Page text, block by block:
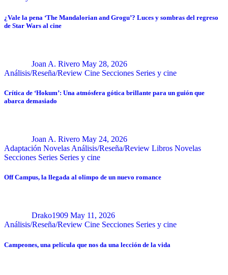
¿Vale la pena ‘The Mandalorian and Grogu’? Luces y sombras del regreso
de Star Wars al cine
Joan A. Rivero May 28, 2026
Análisis/Reseña/Review Cine Secciones Series y cine
Crítica de ‘Hokum’: Una atmósfera gótica brillante para un guión que
abarca demasiado
Joan A. Rivero May 24, 2026
Adaptación Novelas Análisis/Reseña/Review Libros Novelas
Secciones Series Series y cine
Off Campus, la llegada al olimpo de un nuevo romance
Drako1909 May 11, 2026
Análisis/Reseña/Review Cine Secciones Series y cine
Campeones, una película que nos da una lección de la vida